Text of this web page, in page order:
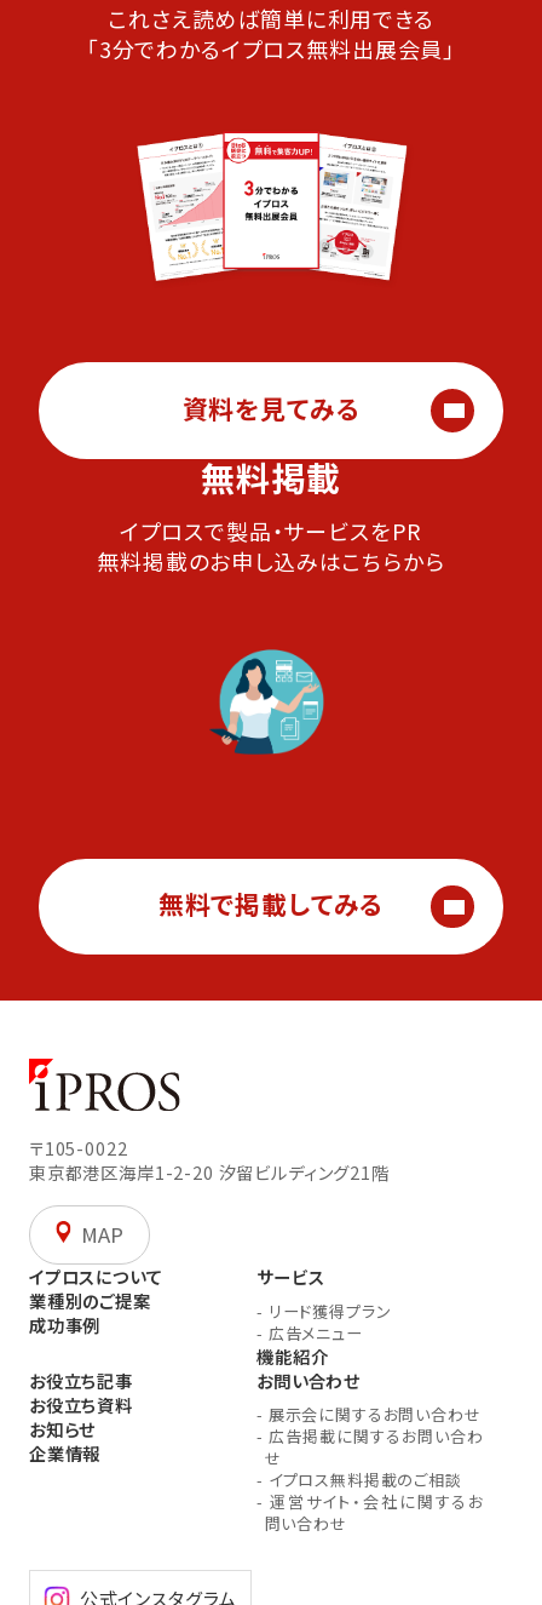
これさえ読めば簡単に利用できる
「3分でわかるイプロス無料出展会員」
資料を見てみる
無料掲載
イプロスで製品・サービスをPR
無料掲載のお申し込みはこちらから
無料で掲載してみる
〒105-0022
東京都港区海岸1-2-20 汐留ビルディング21階
MAP
イプロスについて
業種別のご提案
成功事例
サービス
- リード獲得プラン
- 広告メニュー
機能紹介
お役立ち記事
お役立ち資料
お知らせ
企業情報
お問い合わせ
- 展示会に関するお問い合わせ
- 広告掲載に関するお問い合わ
せ
- イプロス無料掲載のご相談
- 運営サイト・会社に関するお
問い合わせ
公式インスタグラム